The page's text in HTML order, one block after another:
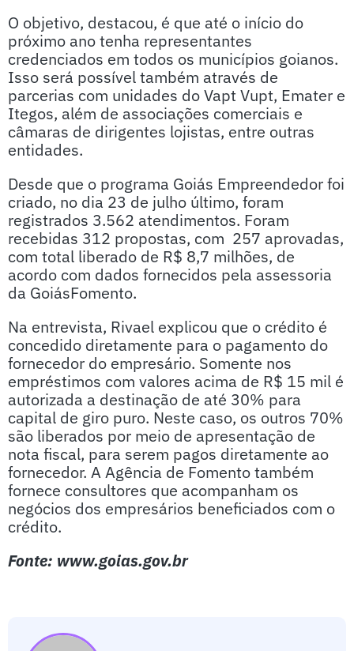
O objetivo, destacou, é que até o início do
próximo ano tenha representantes
credenciados em todos os municípios goianos.
Isso será possível também através de
parcerias com unidades do Vapt Vupt, Emater e
Itegos, além de associações comerciais e
câmaras de dirigentes lojistas, entre outras
entidades.
Desde que o programa Goiás Empreendedor foi
criado, no dia 23 de julho último, foram
registrados 3.562 atendimentos. Foram
recebidas 312 propostas, com 257 aprovadas,
com total liberado de R$ 8,7 milhões, de
acordo com dados fornecidos pela assessoria
da GoiásFomento.
Na entrevista, Rivael explicou que o crédito é
concedido diretamente para o pagamento do
fornecedor do empresário. Somente nos
empréstimos com valores acima de R$ 15 mil é
autorizada a destinação de até 30% para
capital de giro puro. Neste caso, os outros 70%
são liberados por meio de apresentação de
nota fiscal, para serem pagos diretamente ao
fornecedor. A Agência de Fomento também
fornece consultores que acompanham os
negócios dos empresários beneficiados com o
crédito.
Fonte: www.goias.gov.br